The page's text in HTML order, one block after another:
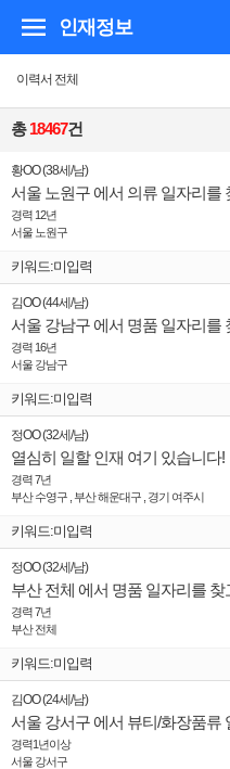
인재정보
이력서 전체
총18467건
황OO(38세 /남)
경력 12년
서울 노원구
키워드:미입력
김OO(44세 /남)
경력 16년
서울 강남구
키워드:미입력
정OO(32세 /남)
열심히 일할 인재 여기 있습니다!
경력 7년
부산 수영구 , 부산 해운대구 , 경기 여주시
키워드:미입력
정OO(32세 /남)
경력 7년
부산 전체
키워드:미입력
김OO(24세 /남)
경력1년이상
서울 강서구